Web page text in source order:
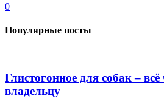
0
Популярные посты
Глистогонное для собак –
владельцу